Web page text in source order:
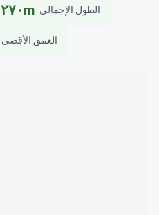
٢٧٠m الطول الإجمالي
العمق الأقصى